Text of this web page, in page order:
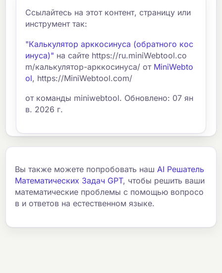
Ссылайтесь на этот контент, страницу или
инструмент так:
"Калькулятор арккосинуса (обратного кос
инуса)" на сайте https://ru.miniWebtool.co
m/калькулятор-арккосинуса/ от MiniWebto
ol, https://MiniWebtool.com/
от команды miniwebtool. Обновлено: 07 ян
в. 2026 г.
Вы также можете попробовать наш AI Решатель
Математических Задач GPT, чтобы решить ваши
математические проблемы с помощью вопросо
в и ответов на естественном языке.